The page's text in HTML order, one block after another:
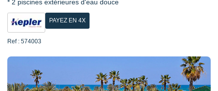
* 2 piscines extérieures d'eau douce
PAYEZ EN 4X
Ref : 574003